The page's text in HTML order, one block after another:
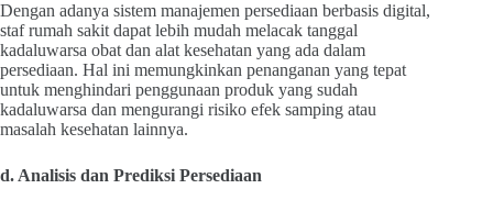
Dengan adanya sistem manajemen persediaan berbasis digital,
staf rumah sakit dapat lebih mudah melacak tanggal
kadaluwarsa obat dan alat kesehatan yang ada dalam
persediaan. Hal ini memungkinkan penanganan yang tepat
untuk menghindari penggunaan produk yang sudah
kadaluwarsa dan mengurangi risiko efek samping atau
masalah kesehatan lainnya.
d. Analisis dan Prediksi Persediaan